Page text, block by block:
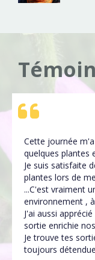
Cette journée
quelques plantes
Je suis satisfaite
plantes lors de
...C'est vraiment
environnement ,
J'ai aussi
sortie enrichie
Je trouve tes
toujours